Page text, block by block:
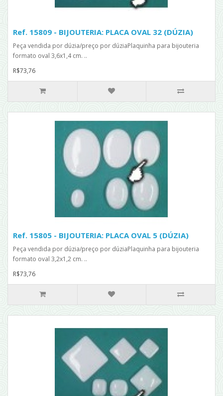
Ref. 15809 - BIJOUTERIA: PLACA OVAL 32 (DÚZIA)
Peça vendida por dúzia/preço por dúziaPlaquinha para bijouteria
formato oval 3,6x1,4 cm. ..
R$73,76
Ref. 15805 - BIJOUTERIA: PLACA OVAL 5 (DÚZIA)
Peça vendida por dúzia/preço por dúziaPlaquinha para bijouteria
formato oval 3,2x1,2 cm. ..
R$73,76